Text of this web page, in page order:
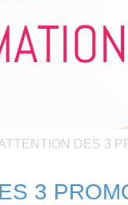
DES 3
3